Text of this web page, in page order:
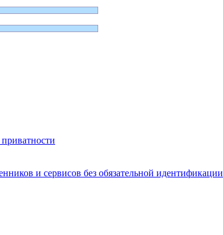
и сервисов без обязательной идентификации